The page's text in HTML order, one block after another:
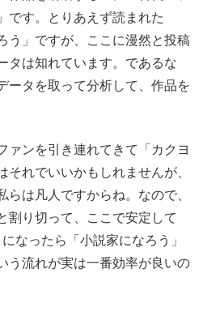
です。とりあえず読まれた
」ですが、ここに漫然と投稿
タは知れています。であるな
ータを取って分析して、作品を
ァンを引き連れてきて「カクヨ
それでいいかもしれませんが、
は凡人ですからね。なので、
割り切って、ここで安定して
なったら「小説家になろう」
う流れが実は一番効率が良いの